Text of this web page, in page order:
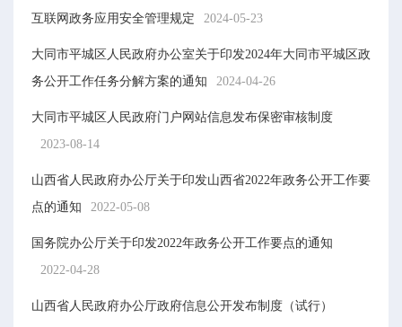
互联网政务应用安全管理规定 2024-05-23
大同市平城区人民政府办公室关于印发2024年大同市平城区政
务公开工作任务分解方案的通知
2024-04-26
大同市平城区人民政府门户网站信息发布保密审核制度
2023-08-14
山西省人民政府办公厅关于印发山西省2022年政务公开工作要
点的通知
2022-05-08
国务院办公厅关于印发2022年政务公开工作要点的通知
2022-04-28
山西省人民政府办公厅政府信息公开发布制度（试行）